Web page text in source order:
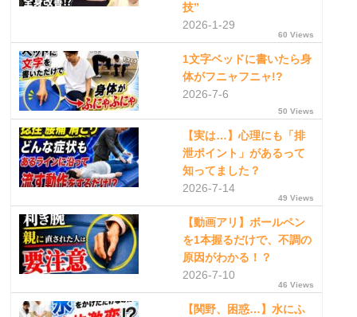
技”
2026-1-29
60 Views
1文字ベッドに書いたら身
体がフニャフニャ!?
2026-7-6
50 Views
【実は…】心理にも「排
泄ポイント」があるって
知ってました？
2026-7-14
49 Views
【動画アリ】ボールペン
を1本握るだけで、不調の
原因がわかる！？
2026-7-10
46 Views
【関野、困惑…】水にふ